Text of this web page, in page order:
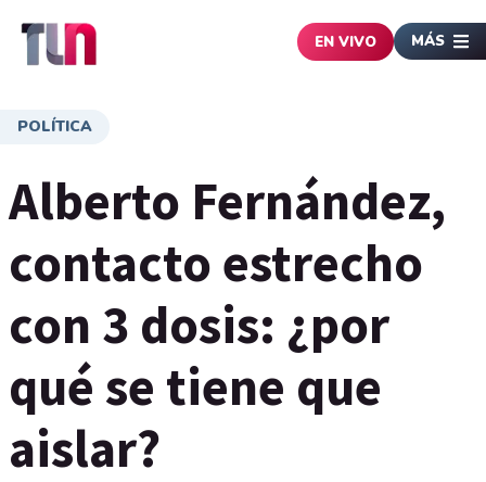
EN VIVO MÁS
POLÍTICA
Alberto Fernández,
contacto estrecho
con 3 dosis: ¿por
qué se tiene que
aislar?